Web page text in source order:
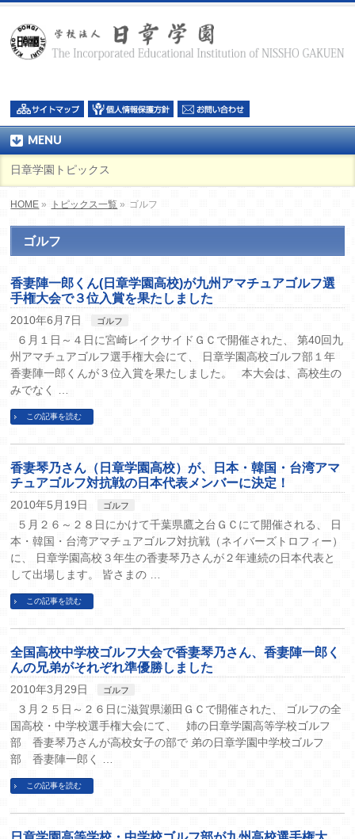
MENU
日章学園トピックス
HOME » トピックス一覧 » ゴルフ
ゴルフ
香妻陣一郎くん(日章学園高校)が九州アマチュアゴルフ選
手権大会で３位入賞を果たしました
2010年6月7日 ゴルフ
６月１日～４日に宮崎レイクサイドＧＣで開催された、 第40回九
州アマチュアゴルフ選手権大会にて、 日章学園高校ゴルフ部１年
香妻陣一郎くんが３位入賞を果たしました。 本大会は、高校生の
みでなく …
この記事を読む
香妻琴乃さん（日章学園高校）が、日本・韓国・台湾アマ
チュアゴルフ対抗戦の日本代表メンバーに決定！
2010年5月19日 ゴルフ
５月２６～２８日にかけて千葉県鷹之台ＧＣにて開催される、 日
本・韓国・台湾アマチュアゴルフ対抗戦（ネイバーズトロフィー）
に、 日章学園高校３年生の香妻琴乃さんが２年連続の日本代表と
して出場します。 皆さまの …
この記事を読む
全国高校中学校ゴルフ大会で香妻琴乃さん、香妻陣一郎く
んの兄弟がそれぞれ準優勝しました
2010年3月29日 ゴルフ
３月２５日～２６日に滋賀県瀬田ＧＣで開催された、 ゴルフの全
国高校・中学校選手権大会にて、 姉の日章学園高等学校ゴルフ
部 香妻琴乃さんが高校女子の部で 弟の日章学園中学校ゴルフ
部 香妻陣一郎く …
この記事を読む